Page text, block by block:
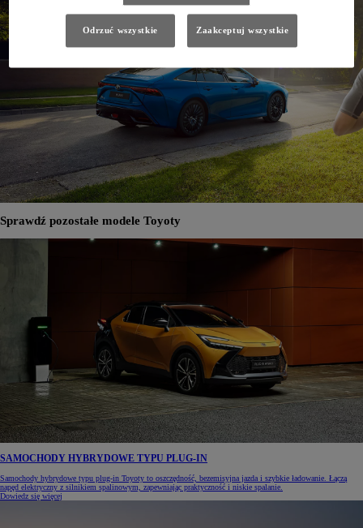
Sprawdź pozostałe modele Toyoty
SAMOCHODY HYBRYDOWE TYPU PLUG-IN
Samochody hybrydowe typu plug-in Toyoty to oszczędność, bezemisyjna jazda i szybkie ładowanie. Łączą
napęd elektryczny z silnikiem spalinowym, zapewniając praktyczność i niskie spalanie.
Dowiedz się więcej
Odrzuć wszystkie Zaakceptuj wszystkie